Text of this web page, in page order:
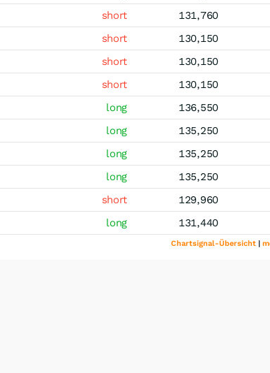
short 131,760
short 130,150
short 130,150
short 130,150
long 136,550
long 135,250
long 135,250
long 135,250
short 129,960
long 131,440
Chartsignal-Übersicht |